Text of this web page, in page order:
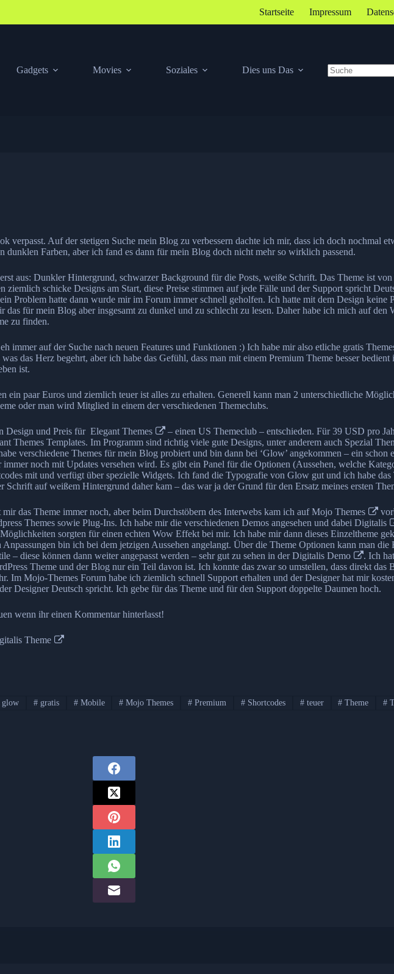
Startseite Impressum
Gadgets Movies Soziales
Dies uns Das
verpasst. Auf der stetigen Suche mein Blog zu verbessern dachte ich mir, dass ich doch nochmal
Farben, aber ich fand es dann für mein Blog doch nicht mehr so wirklich passend.
aus: Dunkler Hintergrund, schwarzer Background für die Posts, weiße Schrift. Das Theme ist von
ziemlich schicke Designs am Start, diese Preise stimmen auf jede Fälle und der Support spricht
Problem hatte dann wurde mir im Forum immer schnell geholfen. Ich hatte mit dem Design keine
das für mein Blog aber insgesamt zu dunkel und zu schlecht zu lesen. Daher habe ich mich auf den
zu finden.
immer auf der Suche nach neuen Features und Funktionen :) Ich habe mir also etliche gratis
das Herz begehrt, aber ich habe das Gefühl, dass man mit einem Premium Theme besser bedient
ist.
ein paar Euros und ziemlich teuer ist alles zu erhalten. Generell kann man 2 unterschiedliche
oder man wird Mitglied in einem der verschiedenen Themeclubs.
Design und Preis für Elegant Themes
– einen US Themeclub – entschieden. Für 39 USD pro
Themes Templates. Im Programm sind richtig viele gute Designs, unter anderem auch Spezial
verschiedene Themes für mein Blog probiert und bin dann bei ‘Glow’ angekommen – ein schon
immer noch mit Updates versehen wird. Es gibt ein Panel für die Optionen (Aussehen, welche
mit und verfügt über spezielle Widgets. Ich fand die Typografie von Glow gut und ich habe das
Schrift auf weißem Hintergrund daher kam – das war ja der Grund für den Ersatz meines ersten
das Theme immer noch, aber beim Durchstöbern des Interwebs kam ich aufMojo Themes
Themes sowie Plug-Ins. Ich habe mir die verschiedenen Demos angesehen und dabei Digitalis
sorgten für einen echten Wow Effekt bei mir. Ich habe mir dann dieses Einzeltheme
bin ich bei dem jetzigen Aussehen angelangt. Über die Theme Optionen kann man die
– diese können dann weiter angepasst werden – sehr gut zu sehen in derDigitalis Demo
. Ich
Theme und der Blog nur ein Teil davon ist. Ich konnte das zwar so umstellen, dass direkt das
Im Mojo-Themes Forum habe ich ziemlich schnell Support erhalten und der Designer hat mir
Designer Deutsch spricht. Ich gebe für das Theme und für den Support doppelte Daumen hoch.
wenn ihr einen Kommentar hinterlasst!
Theme
glow #gratis #Mobile # Mojo Themes # Premium #Shortcodes #teuer # Theme #